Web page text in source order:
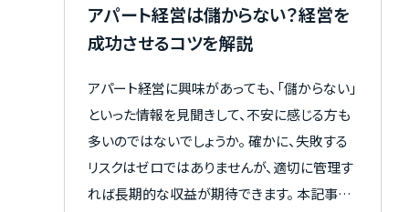
アパート経営は儲からない？経営を
成功させるコツを解説
アパート経営に興味があっても、「儲からない」
といった情報を見聞きして、不安に感じる方も
多いのではないでしょうか。 確かに、失敗する
リスクはゼロではありませんが、適切に管理す
れば長期的な収益が期待できます。 本記事で